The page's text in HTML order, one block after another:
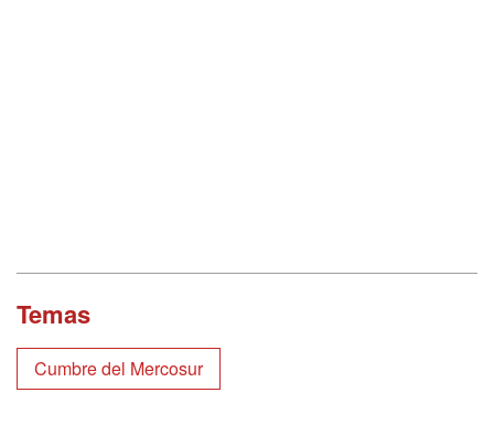
Temas
Cumbre del Mercosur